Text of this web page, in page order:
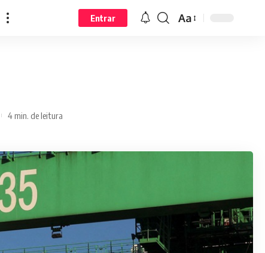
Entrar Aa
4 min. de leitura